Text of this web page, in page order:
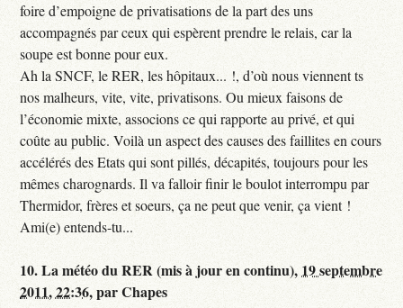
foire d’empoigne de privatisations de la part des uns
accompagnés par ceux qui espèrent prendre le relais, car la
soupe est bonne pour eux.
Ah la SNCF, le RER, les hôpitaux... !, d’où nous viennent ts
nos malheurs, vite, vite, privatisons. Ou mieux faisons de
l’économie mixte, associons ce qui rapporte au privé, et qui
coûte au public. Voilà un aspect des causes des faillites en cours
accélérés des Etats qui sont pillés, décapités, toujours pour les
mêmes charognards. Il va falloir finir le boulot interrompu par
Thermidor, frères et soeurs, ça ne peut que venir, ça vient !
Ami(e) entends-tu...
10.La météo du RER (mis à jour en continu), 19 septembre
2011, 22:36,parChapes